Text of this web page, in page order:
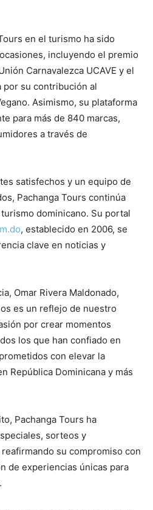
en el turismo ha sido
incluyendo el premio
Carnavalezca UCAVE y el
por su contribución al
Asimismo, su plataforma
para más de 840 marcas,
a través de
satisfechos y un equipo de
Pachanga Tours continúa
dominicano. Su portal
, establecido en 2006, se
clave en noticias y
Omar Rivera Maldonado,
es un reflejo de nuestro
por crear momentos
los que han confiado en
con elevar la
República Dominicana y más
Pachanga Tours ha
sorteos y
su compromiso con
de experiencias únicas para